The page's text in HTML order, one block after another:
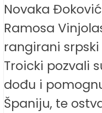
Novaka
Ramosa
rangirani
Troicki pozvali
dođu i
Španiju, te